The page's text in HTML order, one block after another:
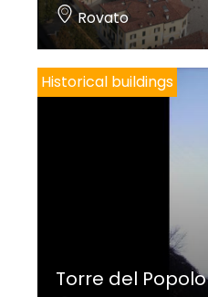
Rovato
Historical buildings
Torre del Popolo